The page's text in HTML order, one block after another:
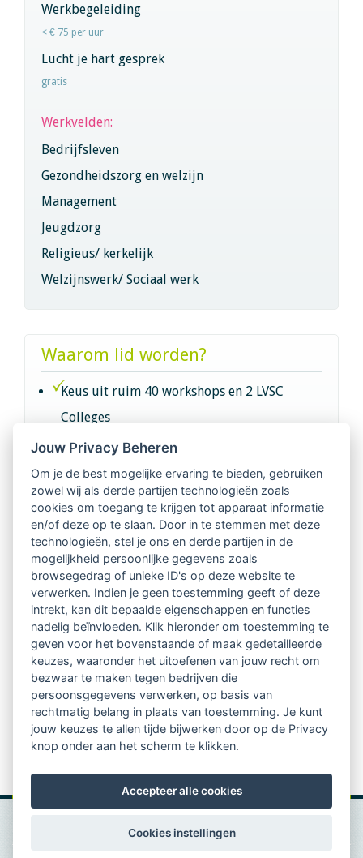
Werkbegeleiding
< € 75 per uur
Lucht je hart gesprek
gratis
Werkvelden:
Bedrijfsleven
Gezondheidszorg en welzijn
Management
Jeugdzorg
Religieus/ kerkelijk
Welzijnswerk/ Sociaal werk
Waarom lid worden?
Keus uit ruim 40 workshops en 2 LVSC
Colleges
Intervisie met geregistreerde vakgenoten
Netwerk van 2100 professionals in 14
regio's
Vindbaar voor opdrachtgevers
Tijdschrift voor
Begeleidingskunde & kennisbank
Beroepsregistratie (LVSC keurmerk)
Lid worden van LVSC
Jouw Privacy Beheren
Om je de best mogelijke ervaring te bieden, gebruiken
zowel wij als derde partijen technologieën zoals
cookies om toegang te krijgen tot apparaat informatie
en/of deze op te slaan. Door in te stemmen met deze
technologieën, stel je ons en derde partijen in de
mogelijkheid persoonlijke gegevens zoals
browsegedrag of unieke ID's op deze website te
verwerken. Indien je geen toestemming geeft of deze
intrekt, kan dit bepaalde eigenschappen en functies
nadelig beïnvloeden. Klik hieronder om toestemming te
geven voor het bovenstaande of maak gedetailleerde
keuzes, waaronder het uitoefenen van jouw recht om
bezwaar te maken tegen bedrijven die
persoonsgegevens verwerken, op basis van
rechtmatig belang in plaats van toestemming. Je kunt
jouw keuzes te allen tijde bijwerken door op de Privacy
knop onder aan het scherm te klikken.
Accepteer alle cookies
Cookies instellingen